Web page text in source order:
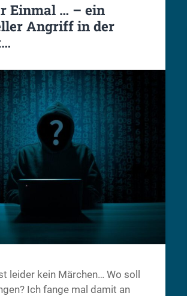
Einmal … – ein
Angriff in der
leider kein Märchen… Wo soll
Ich fange mal damit an